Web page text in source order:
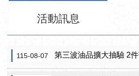
活動訊息
115-08-07 第三波油品擴大抽驗 2件苦茶油產品苯